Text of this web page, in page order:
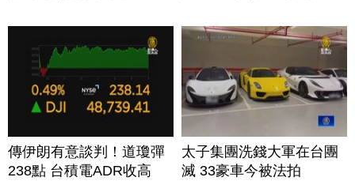
傳伊朗有意談判！道瓊彈
238點 台積電ADR收高
太子集團洗錢大軍在台團
滅 33豪車今被法拍